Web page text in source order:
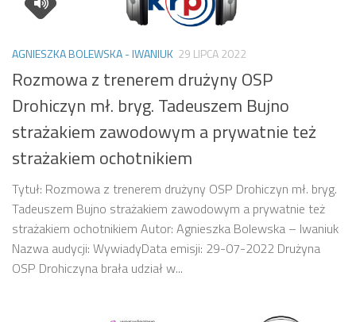
AGNIESZKA BOLEWSKA - IWANIUK 29 LIPCA 2022
Rozmowa z trenerem drużyny OSP
Drohiczyn mł. bryg. Tadeuszem Bujno
strażakiem zawodowym a prywatnie też
strażakiem ochotnikiem
Tytuł: Rozmowa z trenerem drużyny OSP Drohiczyn mł. bryg.
Tadeuszem Bujno strażakiem zawodowym a prywatnie też
strażakiem ochotnikiem Autor: Agnieszka Bolewska – Iwaniuk
Nazwa audycji: WywiadyData emisji: 29-07-2022 Drużyna
OSP Drohiczyna brała udział w...